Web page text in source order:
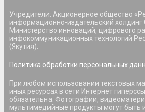
Учредители: Акционерное общество
информационно-издательский холдинг
Министерство инноваций, цифрового
инфокоммуникационных технологий
(Якутия).
Политика обработки персональных
При любом использовании текстовых
иных ресурсах в сети Интернет
обязательна. Фотографии,
мультимедийные продукты могут быть